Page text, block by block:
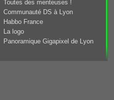
Toutes des menteuses !
Communauté DS à Lyon
Habbo France
La logo
Panoramique Gigapixel de Lyon